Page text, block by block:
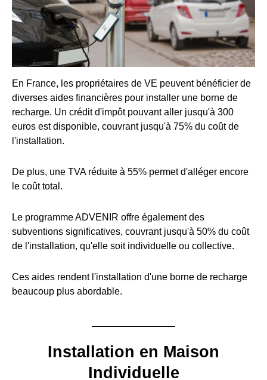
En France, les propriétaires de VE peuvent bénéficier de
diverses aides financières pour installer une borne de
recharge. Un crédit d'impôt pouvant aller jusqu'à 300
euros est disponible, couvrant jusqu'à 75% du coût de
l'installation.
De plus, une TVA réduite à 55% permet d'alléger encore
le coût total.
Le programme ADVENIR offre également des
subventions significatives, couvrant jusqu'à 50% du coût
de l'installation, qu'elle soit individuelle ou collective.
Ces aides rendent l'installation d'une borne de recharge
beaucoup plus abordable.
Installation en Maison
Individuelle